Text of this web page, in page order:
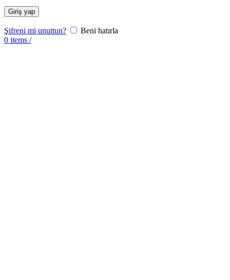
Giriş yap
Şifreni mi unuttun?
Beni hatırla
0 items /